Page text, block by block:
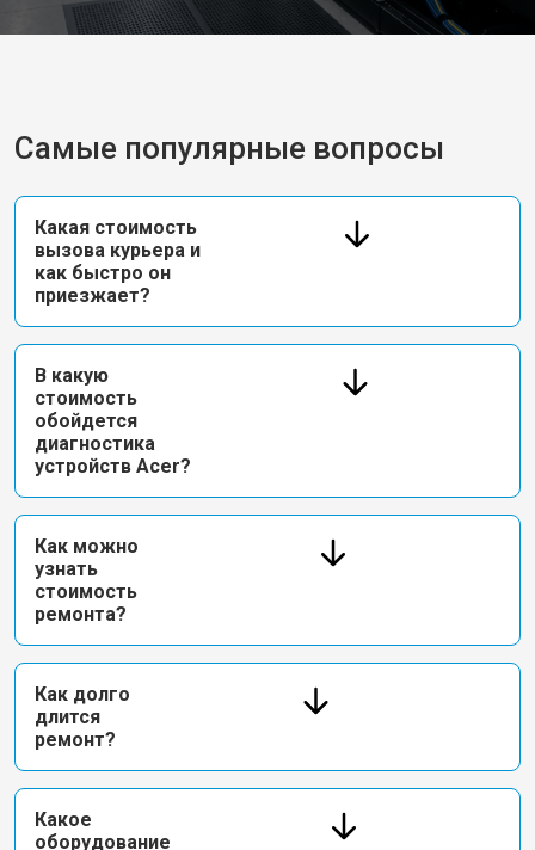
Самые популярные вопросы
Какая стоимость
вызова курьера и
как быстро он
приезжает?
В какую
стоимость
обойдется
диагностика
устройств Acer?
Как можно
узнать
стоимость
ремонта?
Как долго
длится
ремонт?
Какое
оборудование